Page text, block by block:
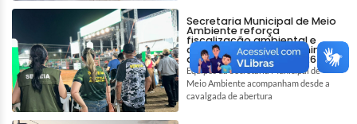
Secretaria Municipal de Meio
Ambiente reforça
fiscalização ambiental e
ações de bem-estar animal
durante a Expoacre 2026
Equipes da Secretaria Municipal de
Meio Ambiente acompanham desde a
cavalgada de abertura